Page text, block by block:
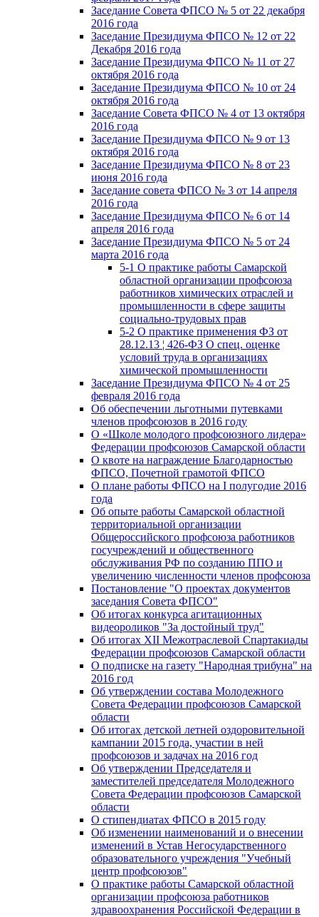
Заседание Совета ФПСО № 5 от 22 декабря
2016 года
Заседание Президиума ФПСО № 12 от 22
Декабря 2016 года
Заседание Президиума ФПСО № 11 от 27
октября 2016 года
Заседание Президиума ФПСО № 10 от 24
октября 2016 года
Заседание Совета ФПСО № 4 от 13 октября
2016 года
Заседание Президиума ФПСО № 9 от 13
октября 2016 года
Заседание Президиума ФПСО № 8 от 23
июня 2016 года
Заседание совета ФПСО № 3 от 14 апреля
2016 года
Заседание Президиума ФПСО № 6 от 14
апреля 2016 года
Заседание Президиума ФПСО № 5 от 24
марта 2016 года
5-1 О практике работы Самарской
областной организации профсоюза
работников химических отраслей и
промышленности в сфере защиты
социально-трудовых прав
5-2 О практике применения ФЗ от
28.12.13 ¦ 426-ФЗ О спец. оценке
условий труда в организациях
химической промышленности
Заседание Президиума ФПСО № 4 от 25
февраля 2016 года
Об обеспечении льготными путевками
членов профсоюзов в 2016 году
О «Школе молодого профсоюзного лидера»
Федерации профсоюзов Самарской области
О квоте на награждение Благодарностью
ФПСО, Почетной грамотой ФПСО
О плане работы ФПСО на I полугодие 2016
года
Об опыте работы Самарской областной
территориальной организации
Общероссийского профсоюза работников
госучреждений и общественного
обслуживания РФ по созданию ППО и
увеличению численности членов профсоюза
Постановление "О проектах документов
заседания Совета ФПСО"
Об итогах конкурса агитационных
видеороликов "За достойный труд"
Об итогах XII Межотраслевой Спартакиады
Федерации профсоюзов Самарской области
О подписке на газету "Народная трибуна" на
2016 год
Об утверждении состава Молодежного
Совета Федерации профсоюзов Самарской
области
Об итогах детской летней оздоровительной
кампании 2015 года, участии в ней
профсоюзов и задачах на 2016 год
Об утверждении Председателя и
заместителей председателя Молодежного
Совета Федерации профсоюзов Самарской
области
О стипендиатах ФПСО в 2015 году
Об изменении наименований и о внесении
изменений в Устав Негосударственного
образовательного учреждения "Учебный
центр профсоюзов"
О практике работы Самарской областной
организации профсоюза работников
здравоохранения Российской Федерации в